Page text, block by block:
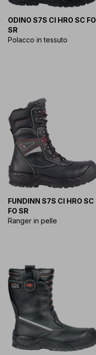
ODINO S7S CI HRO SC FO
SR
Polacco in tessuto
FUNDINN S7S CI HRO SC
FO SR
Ranger in pelle